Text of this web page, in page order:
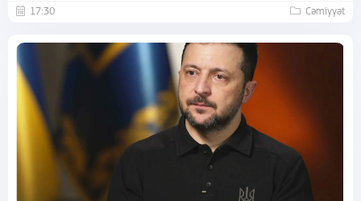
17:30 Cəmiyyət